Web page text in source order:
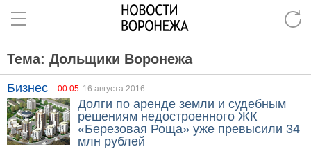
Тема: Дольщики Воронежа
Бизнес 00:05 16 августа 2016
Долги по аренде земли и судебным
решениям недостроенного ЖК
«Березовая Роща» уже превысили 34
млн рублей